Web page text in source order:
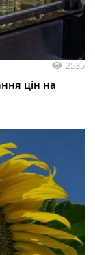
2535
цін на